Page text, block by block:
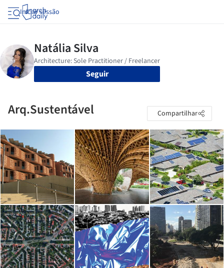
Iniciar sessão
Seguir
Arq.Sustentável Compartilhar